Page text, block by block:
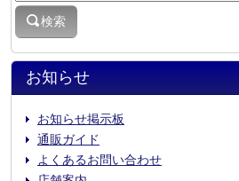
お知らせ
お知らせ掲示板
通販ガイド
よくあるお問い合わせ
検索